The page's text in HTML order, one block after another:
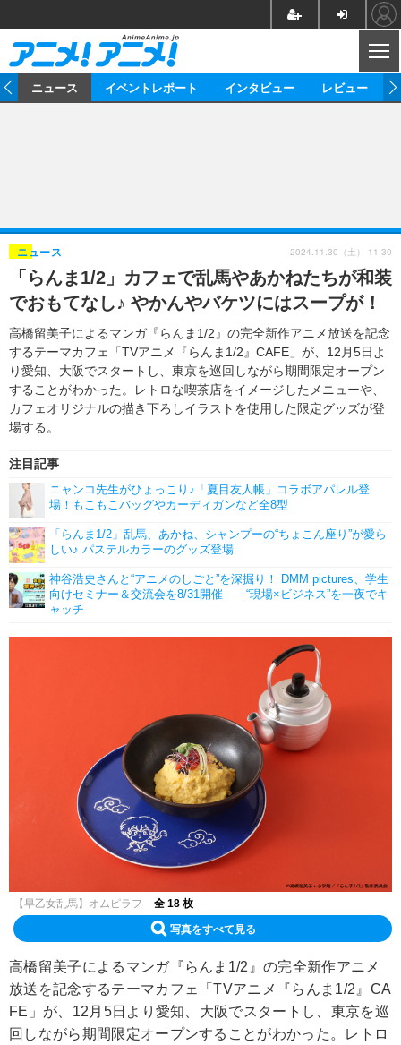
ゲーム グッズ
イベント 海外
海外イベント ビジネス
俳優・タレント アーティスト
ビジネス
アニメ 実写
書評 イベント
ゲーム 座談会
動画
アニメ！アニメ！TV ABEMA Cafe
ニュース イベントレポート インタビュー レビュー
「らんま1/2」カフェで乱馬やあかねたちが和装
でおもてなし♪ やかんやバケツにはスープが！
高橋留美子によるマンガ『らんま1/2』の完全新作アニメ放送を記念
するテーマカフェ「TVアニメ『らんま1/2』CAFE」が、12月5日よ
り愛知、大阪でスタートし、東京を巡回しながら期間限定オープン
することがわかった。レトロな喫茶店をイメージしたメニューや、
カフェオリジナルの描き下ろしイラストを使用した限定グッズが登
場する。
ニュース
注目記事
ニャンコ先生がひょっこり♪「夏目友人帳」コラボアパレル登
場！もこもこバッグやカーディガンなど全8型
「らんま1/2」乱馬、あかね、シャンプーの“ちょこん座り”が愛ら
しい♪ パステルカラーのグッズ登場
神谷浩史さんと“アニメのしごと”を深掘り！ DMM pictures、学生
向けセミナー＆交流会を8/31開催――“現場×ビジネス”を一夜でキ
ャッチ
2024.11.30（土） 11:30
【早乙女乱馬】オムピラフ 全 18 枚
写真をすべて見る
高橋留美子によるマンガ『らんま1/2』の完全新作アニメ
放送を記念するテーマカフェ「TVアニメ『らんま1/2』CA
FE」が、12月5日より愛知、大阪でスタートし、東京を巡
回しながら期間限定オープンすることがわかった。レトロ